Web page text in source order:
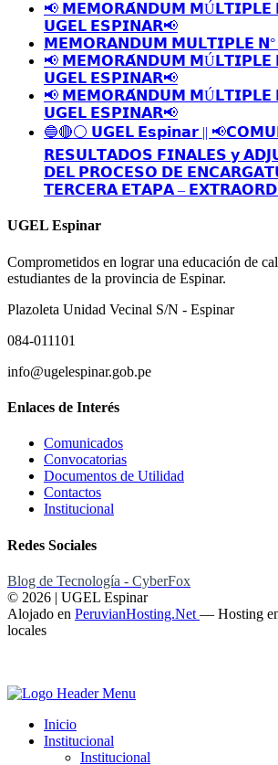
📢 𝗠𝗘𝗠𝗢𝗥𝗔́𝗡𝗗𝗨𝗠 𝗠Ú𝗟𝗧𝗜𝗣𝗟𝗘
𝗨𝗚𝗘𝗟 𝗘𝗦𝗣𝗜𝗡𝗔𝗥📢
𝗠𝗘𝗠𝗢𝗥𝗔𝗡𝗗𝗨𝗠 𝗠𝗨𝗟𝗧𝗜𝗣𝗟𝗘 𝗡°
📢 𝗠𝗘𝗠𝗢𝗥𝗔́𝗡𝗗𝗨𝗠 𝗠Ú𝗟𝗧𝗜𝗣𝗟𝗘
𝗨𝗚𝗘𝗟 𝗘𝗦𝗣𝗜𝗡𝗔𝗥📢
📢 𝗠𝗘𝗠𝗢𝗥𝗔́𝗡𝗗𝗨𝗠 𝗠Ú𝗟𝗧𝗜𝗣𝗟𝗘
𝗨𝗚𝗘𝗟 𝗘𝗦𝗣𝗜𝗡𝗔𝗥📢
🔵🔴⚪️ 𝗨𝗚𝗘𝗟 𝗘𝘀𝗽𝗶𝗻𝗮𝗿 ||
𝗥𝗘𝗦𝗨𝗟𝗧𝗔𝗗𝗢𝗦 𝗙𝗜𝗡𝗔𝗟𝗘𝗦 𝘆
𝗗𝗘𝗟 𝗣𝗥𝗢𝗖𝗘𝗦𝗢 𝗗𝗘
𝗧𝗘𝗥𝗖𝗘𝗥𝗔 𝗘𝗧𝗔𝗣𝗔 –
UGEL Espinar
Comprometidos en lograr una educación de
estudiantes de la provincia de Espinar.
Plazoleta Unidad Vecinal S/N - Espinar
084-011101
info@ugelespinar.gob.pe
Enlaces de Interés
Comunicados
Convocatorias
Documentos de Utilidad
Contactos
Institucional
Redes Sociales
Blog de Tecnología - CyberFox
© 2026 | UGEL Espinar
Alojado en PeruvianHosting.Net — Hosting
locales
Inicio
Institucional
Institucional